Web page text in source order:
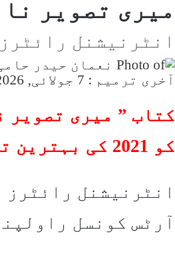
میری تصویر
انٹرنیشنل
آخری ترمیم : 7 جولائی, 2026
کتاب ” میری تصویر
کو 2021 کی بہترین تصنیفِ شاعری پر ایوارڈ
انٹرنیشنل
آرٹس کونسل